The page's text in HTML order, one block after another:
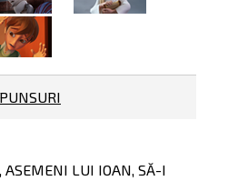
ASEMENI LUI IOAN, SĂ-I